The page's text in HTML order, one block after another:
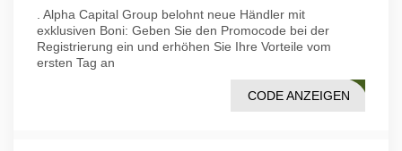
. Alpha Capital Group belohnt neue Händler mit
exklusiven Boni: Geben Sie den Promocode bei der
Registrierung ein und erhöhen Sie Ihre Vorteile vom
ersten Tag an
IPZM
CODE ANZEIGEN